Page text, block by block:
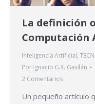
La definición
Computación
Inteligencia Artificial,
Por Ignacio G.R. Gavilán
2 Comentarios
Un pequeño artículo